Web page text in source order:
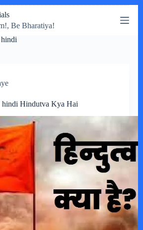
Be Bharatiya!
hindi Hindutva Kya Hai